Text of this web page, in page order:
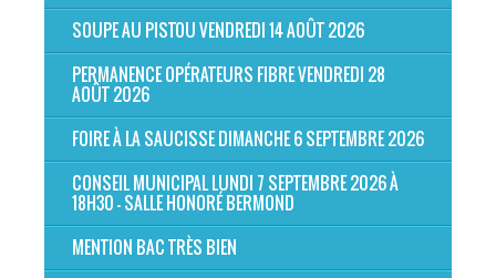
SOUPE AU PISTOU VENDREDI 14 AOÛT 2026
PERMANENCE OPÉRATEURS FIBRE VENDREDI 28
AOÛT 2026
FOIRE À LA SAUCISSE DIMANCHE 6 SEPTEMBRE 2026
CONSEIL MUNICIPAL LUNDI 7 SEPTEMBRE 2026 À
18H30 - SALLE HONORÉ BERMOND
MENTION BAC TRÈS BIEN